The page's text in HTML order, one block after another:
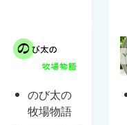
のび太の
牧場物語